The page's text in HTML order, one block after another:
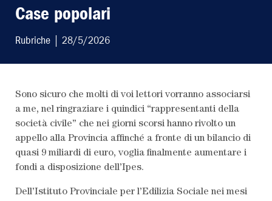
Case popolari
Rubriche | 28/5/2026
Sono sicuro che molti di voi lettori vorranno associarsi
a me, nel ringraziare i quindici “rappresentanti della
società civile” che nei giorni scorsi hanno rivolto un
appello alla Provincia affinché a fronte di un bilancio di
quasi 9 miliardi di euro, voglia finalmente aumentare i
fondi a disposizione dell’Ipes.
Dell’Istituto Provinciale per l’Edilizia Sociale nei mesi